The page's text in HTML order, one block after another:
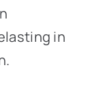
in